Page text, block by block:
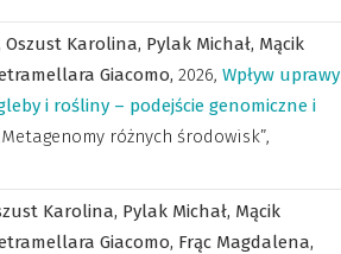
Oszust Karolina, Pylak Michał, Mącik
Giacomo, 2026, Wpływ uprawy
i rośliny – podejście genomiczne i
różnych środowisk”,
Karolina, Pylak Michał, Mącik
Giacomo, Frąc Magdalena,